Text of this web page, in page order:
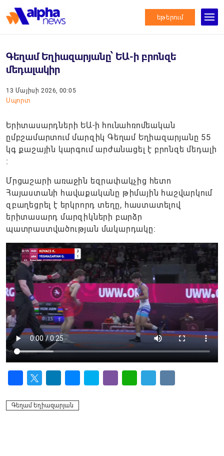
եթերում
Գեղամ Եղիազարյանը՝ ԵԱ-ի բրոնզե
մեդալակիր
13 Մայիսի 2026, 00:05
Սպորտ
Երիտասարդների ԵԱ-ի հունահռոմեական
ըմբշամարտում մարզիկ Գեղամ Եղիազարյանը 55
կգ քաշային կարգում արժանացել է բրոնզե մեդալի
։
Մրցաշարի առաջին եզրափակչից հետո
Հայաստանի հավաքականը թիմային հաշվարկում
զբաղեցրել է երկրորդ տեղը, հաստատելով
երիտասարդ մարզիկների բարձր
պատրաստվածության մակարդակը։
Գեղամ Եղիազարյան